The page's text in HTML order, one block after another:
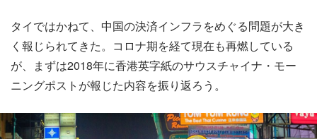
タイではかねて、中国の決済インフラをめぐる問題が大き
く報じられてきた。コロナ期を経て現在も再燃している
が、まずは2018年に香港英字紙のサウスチャイナ・モー
ニングポストが報じた内容を振り返ろう。